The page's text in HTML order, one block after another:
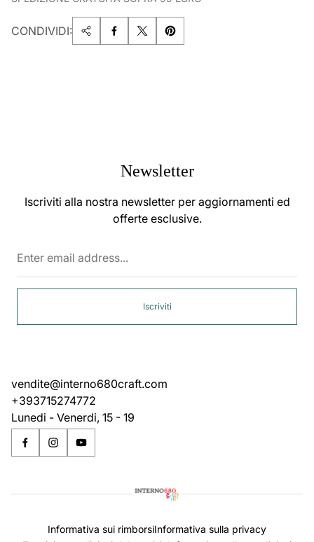
CONDIVIDI:
Newsletter
Iscriviti alla nostra newsletter per aggiornamenti ed
offerte esclusive.
Iscriviti
vendite@interno680craft.com
+393715274772
Lunedi - Venerdi, 15 - 19
Informativa sui rimborsiInformativa sulla privacy